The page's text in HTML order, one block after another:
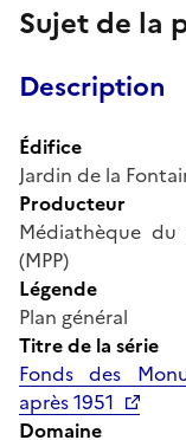
Sujet de la
Description
Édifice
Jardin de la
Producteur
Médiathèque
(MPP)
Légende
Plan général
Titre de la série
Fonds des
après 1951
Domaine